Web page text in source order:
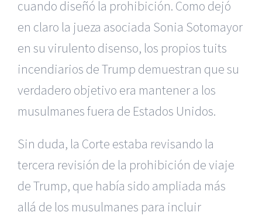
cuando diseñó la prohibición. Como dejó
en claro la jueza asociada Sonia Sotomayor
en su virulento disenso, los propios tuits
incendiarios de Trump demuestran que su
verdadero objetivo era mantener a los
musulmanes fuera de Estados Unidos.
Sin duda, la Corte estaba revisando la
tercera revisión de la prohibición de viaje
de Trump, que había sido ampliada más
allá de los musulmanes para incluir